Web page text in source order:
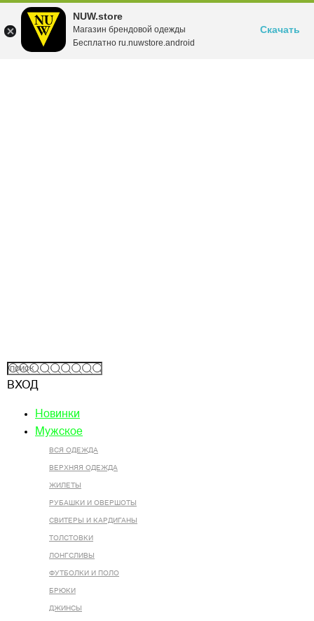
NUW.store
Магазин брендовой одежды
Бесплатно ru.nuwstore.android
Скачать
ВХОД
Новинки
Мужское
ВСЯ ОДЕЖДА
ВЕРХНЯЯ ОДЕЖДА
ЖИЛЕТЫ
РУБАШКИ И ОВЕРШОТЫ
СВИТЕРЫ И КАРДИГАНЫ
ТОЛСТОВКИ
ЛОНГСЛИВЫ
ФУТБОЛКИ И ПОЛО
БРЮКИ
ДЖИНСЫ